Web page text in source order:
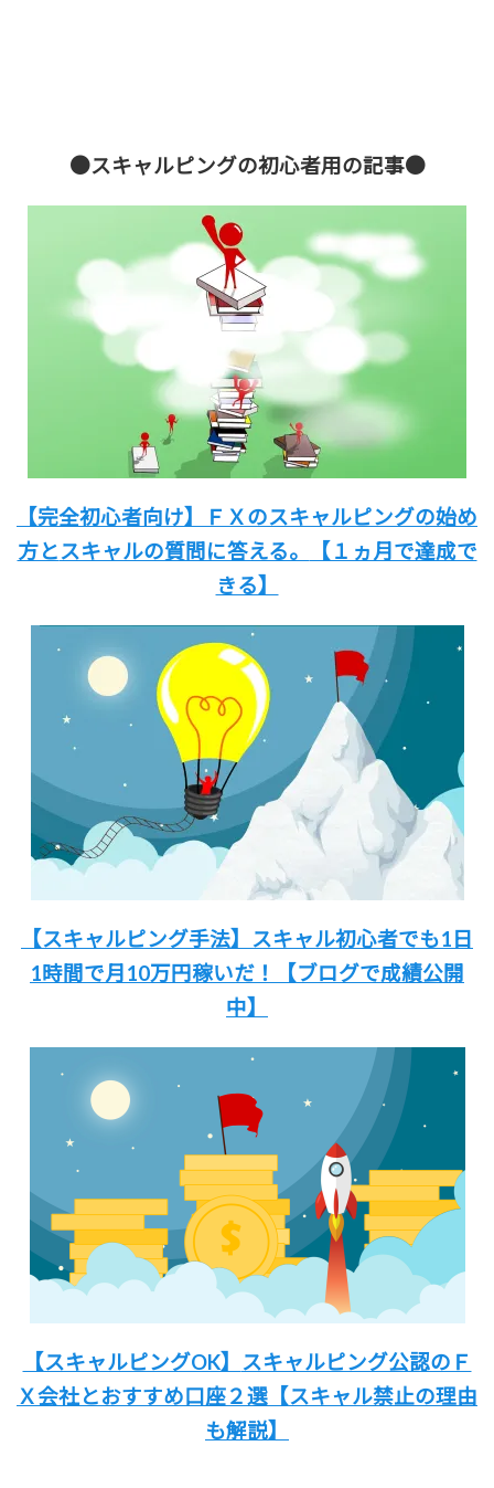
●スキャルピングの初心者用の記事●
【完全初心者向け】
ＦＸのスキャルピングの始め
方とスキャルの質問に答える。
【１ヵ月で達成で
きる】
【スキャルピング手法】 スキャル初心者でも1日
1時間で月10万円稼いだ！
【ブログで成績公開
中】
【スキャルピングOK】 スキャルピング公認のＦ
Ｘ会社とおすすめ口座２選 【スキャル禁止の理由
も解説】